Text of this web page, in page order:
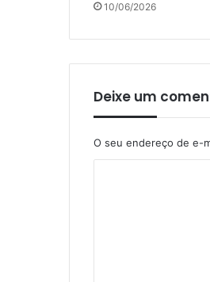
10/06/2026
Deixe um
O seu endereço de e-